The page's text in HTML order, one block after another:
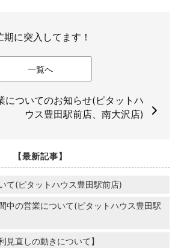
に突入してます！
一覧へ
についてのお知らせ(ピタットハ
ウス豊田駅前店、南大沢店)
【最新記事】
て(ピタットハウス豊田駅前店)
中の営業について(ピタットハウス豊田駅
見直しの動きについて】